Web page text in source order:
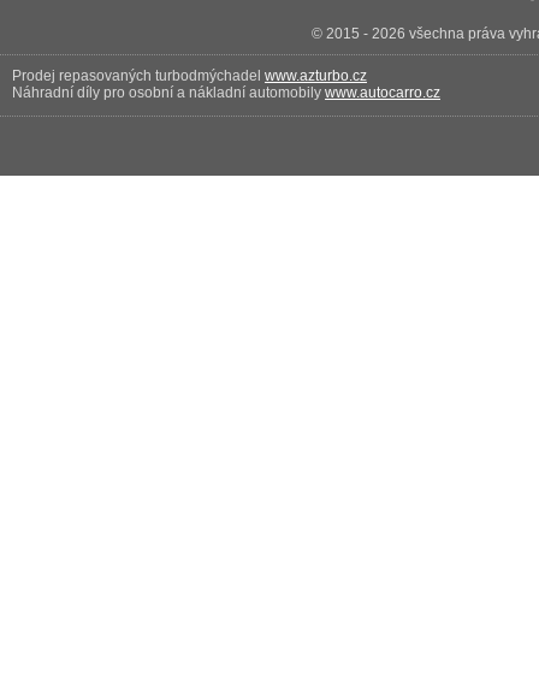
© 2015 - 2026 všechna práva
Prodej repasovaných turbodmýchadel www.azturbo.cz
Náhradní díly pro osobní a nákladní automobily www.autocarro.cz